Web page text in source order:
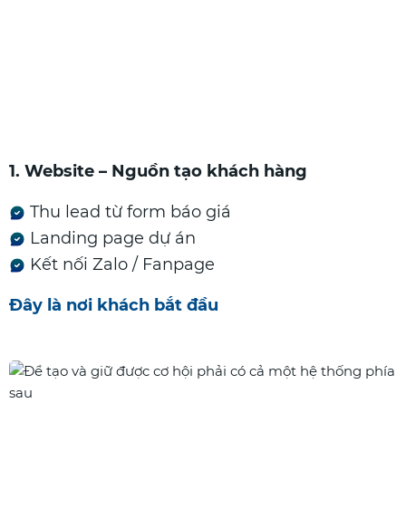
1. Website – Nguồn tạo khách hàng
Thu lead từ form báo giá
Landing page dự án
Kết nối Zalo / Fanpage
Đây là nơi khách bắt đầu